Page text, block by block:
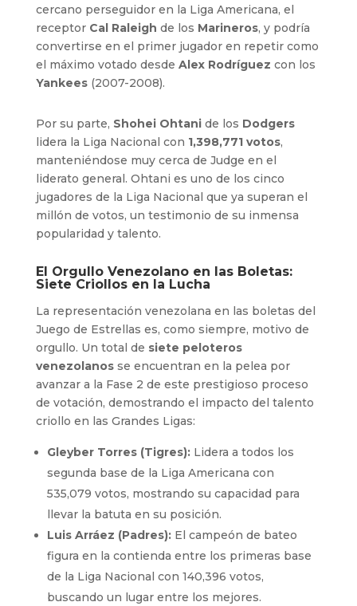
cercano perseguidor en la Liga Americana, el
receptorCal Raleigh de los Marineros, y podría
convertirse en el primer jugador en repetir como
el máximo votado desde Alex Rodríguez con los
Yankees(2007-2008).
Por su parte, Shohei Ohtanide los Dodgers
lidera la Liga Nacional con 1,398,771 votos,
manteniéndose muy cerca de Judge en el
liderato general. Ohtani es uno de los cinco
jugadores de la Liga Nacional que ya superan el
millón de votos, un testimonio de su inmensa
popularidad y talento.
El Orgullo Venezolano en las Boletas:
Siete Criollos en la Lucha
La representación venezolana en las boletas del
Juego de Estrellas es, como siempre, motivo de
orgullo. Un total de siete peloteros
venezolanosse encuentran en la pelea por
avanzar a la Fase 2 de este prestigioso proceso
de votación, demostrando el impacto del talento
criollo en las Grandes Ligas:
Gleyber Torres (Tigres):Lidera a todos los
segunda base de la Liga Americana con
535,079 votos, mostrando su capacidad para
llevar la batuta en su posición.
Luis Arráez (Padres):El campeón de bateo
figura en la contienda entre los primeras base
de la Liga Nacional con 140,396 votos,
buscando un lugar entre los mejores.